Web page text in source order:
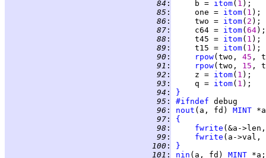
  84
:
     b =
itom( 1
  85
:
     one =
itom( 1
  86
:
     two =
itom( 2
  87
:
     c64 =
itom( 64
  88
:
     t45 =
itom( 1
  89
:
     t15 =
itom( 1
  90
: rpow(two, 45
  91
: rpow(two, 15
  92
:
     z =
itom( 1
  93
:
     q =
itom( 1
  94
:
}
  95
: #ifndef
  96
: nout (a, fd) MINT
  97
:
{
  98
: fwrite (&a-
  99
: fwrite (a->val,
100 :
}
101 : nin (a, fd) MINT